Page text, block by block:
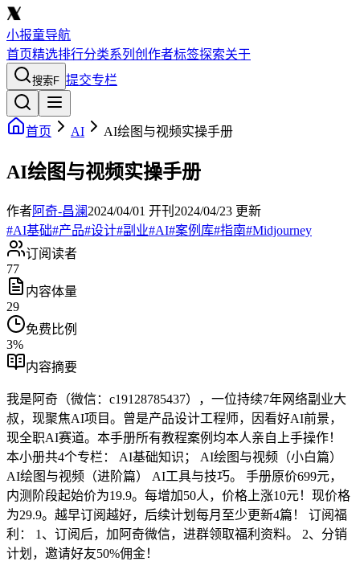
小报童导航
首页精选排行分类系列 创作者标签探索关于
搜索F 提交专栏
首页 AI AI绘图与视频实操手册
AI绘图与视频实操手册
作者阿奇-昌澜 2024/04/01 开刊 2024/04/23 更新
#AI基础#产品#设计#副业#AI#案例库#指南#Midjourney
订阅读者
77
内容体量
29
免费比例
3%
内容摘要
我是阿奇（微信：c19128785437），一位持续7年网络副业大
叔，现聚焦AI项目。曾是产品设计工程师，因看好AI前景，
现全职AI赛道。本手册所有教程案例均本人亲自上手操作！
本小册共4个专栏： AI基础知识； AI绘图与视频（小白篇）
AI绘图与视频（进阶篇） AI工具与技巧。 手册原价699元，
内测阶段起始价为19.9。每增加50人，价格上涨10元！现价格
为29.9。越早订阅越好，后续计划每月至少更新4篇！ 订阅福
利： 1、订阅后，加阿奇微信，进群领取福利资料。 2、分销
计划，邀请好友50%佣金！